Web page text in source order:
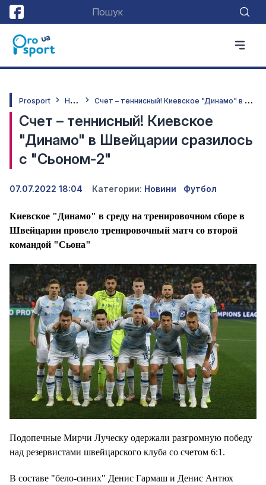
Prosport Н
овини С
чет – теннисный! Киевское "Динамо" в Швейцарии сразилось с "Сьоном-2"
Счет – теннисный! Киевское
"Динамо" в Швейцарии сразилось
с "Сьоном-2"
07.07.2022 18:04 Категории: Новини Футбол
Киевское "Динамо" в среду на тренировочном сборе в
Швейцарии провело тренировочный матч со второй
командой "Сьона"
Подопечные Мирчи Луческу одержали разгромную победу
над резервистами швейцарского клуба со счетом 6:1.
В составе "бело-синих" Денис Гармаш и Денис Антюх